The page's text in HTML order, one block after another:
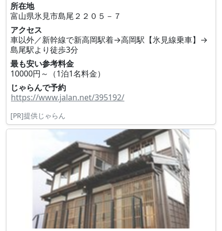
所在地
富山県氷見市島尾２２０５－７
アクセス
車以外／新幹線で新高岡駅着→高岡駅【氷見線乗車】→
島尾駅より徒歩3分
最も安い参考料金
10000円～（1泊1名料金）
じゃらんで予約
https://www.jalan.net/395192/
[PR]提供じゃらん